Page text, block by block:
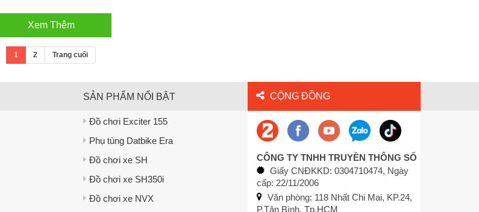
Xem Thêm
1 2 Trang cuối
SẢN PHẨM NỔI BẬT
Đồ chơi Exciter 155
Phụ tùng Datbike Era
Đồ chơi xe SH
Đồ chơi xe SH350i
Đồ chơi xe NVX
CỘNG ĐỒNG
CÔNG TY TNHH TRUYỀN THÔNG SỐ
Giấy CNĐKKD: 0304710474, Ngày
cấp: 22/11/2006
Văn phòng: 118 Nhất Chi Mai, KP.24,
P.Tân Bình, Tp.HCM